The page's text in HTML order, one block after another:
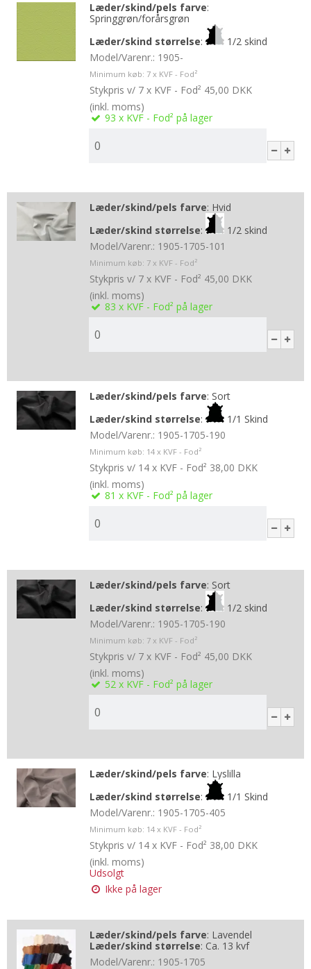
Læder/skind/pels farve:
Springgrøn/forårsgrøn
Læder/skind størrelse:
1/2 skind
Model/Varenr.: 1905-
Minimum køb: 7 x KVF - Fod²
Stykpris v/ 7 x KVF - Fod² 45,00 DKK
(inkl. moms)
93 x KVF - Fod² på lager
Læder/skind/pels farve: Hvid
Læder/skind størrelse:
1/2 skind
Model/Varenr.: 1905-1705-101
Minimum køb: 7 x KVF - Fod²
Stykpris v/ 7 x KVF - Fod² 45,00 DKK
(inkl. moms)
83 x KVF - Fod² på lager
Læder/skind/pels farve: Sort
Læder/skind størrelse:
1/1 Skind
Model/Varenr.: 1905-1705-190
Minimum køb: 14 x KVF - Fod²
Stykpris v/ 14 x KVF - Fod² 38,00 DKK
(inkl. moms)
81 x KVF - Fod² på lager
Læder/skind/pels farve: Sort
Læder/skind størrelse:
1/2 skind
Model/Varenr.: 1905-1705-190
Minimum køb: 7 x KVF - Fod²
Stykpris v/ 7 x KVF - Fod² 45,00 DKK
(inkl. moms)
52 x KVF - Fod² på lager
Læder/skind/pels farve: Lyslilla
Læder/skind størrelse:
1/1 Skind
Model/Varenr.: 1905-1705-405
Minimum køb: 14 x KVF - Fod²
Stykpris v/ 14 x KVF - Fod² 38,00 DKK
(inkl. moms)
Udsolgt
Ikke på lager
Læder/skind/pels farve: Lavendel
Læder/skind størrelse: Ca. 13 kvf
Model/Varenr.: 1905-1705